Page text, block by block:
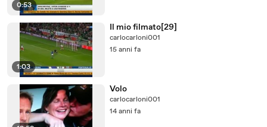
0:53
1:03
Il mio filmato[29]
carlocarloni001
15 anni fa
Volo
carlocarloni001
14 anni fa